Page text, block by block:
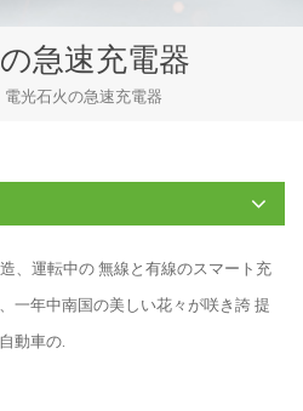
急速充電器
電光石火の急速充電器
、運転中の 無線と有線のスマート充
一年中南国の美しい花々が咲き誇 提
動車の.